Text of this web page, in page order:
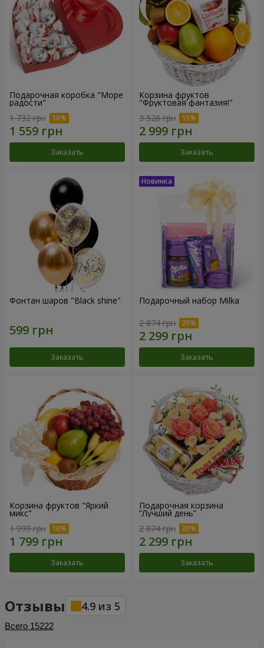
Подарочная коробка "Море
радости"
1 732 грн
Заказать
Корзина фруктов
"Фруктовая фантазия!"
3 528 грн
Заказать
Фонтан шаров "Black shine"
Заказать
Подарочный набор Milka
2 874 грн
Заказать
Корзина фруктов "Яркий
микс"
1 999 грн
Заказать
Подарочная корзина
“Лучший день”
2 874 грн
Заказать
Отзывы 4.9 из 5
Всего 15222